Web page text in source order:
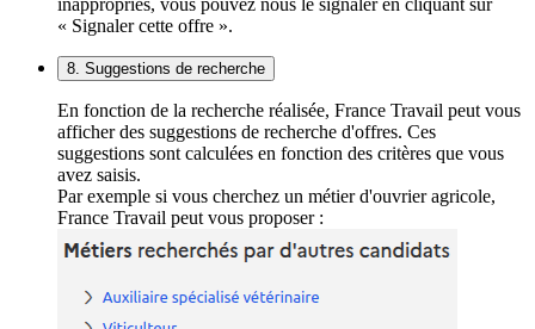
« Signaler cette offre ».
8. Suggestions de recherche
En fonction de la recherche réalisée, France Travail peut vous
afficher des suggestions de recherche d'offres. Ces
suggestions sont calculées en fonction des critères que vous
avez saisis.
Par exemple si vous cherchez un métier d'ouvrier agricole,
France Travail peut vous proposer :